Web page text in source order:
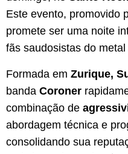
Este evento, promovido
promete ser uma noite
fãs saudosistas do
Formada em Zurique,
banda Coroner
combinação de
abordagem técnica e
consolidando sua